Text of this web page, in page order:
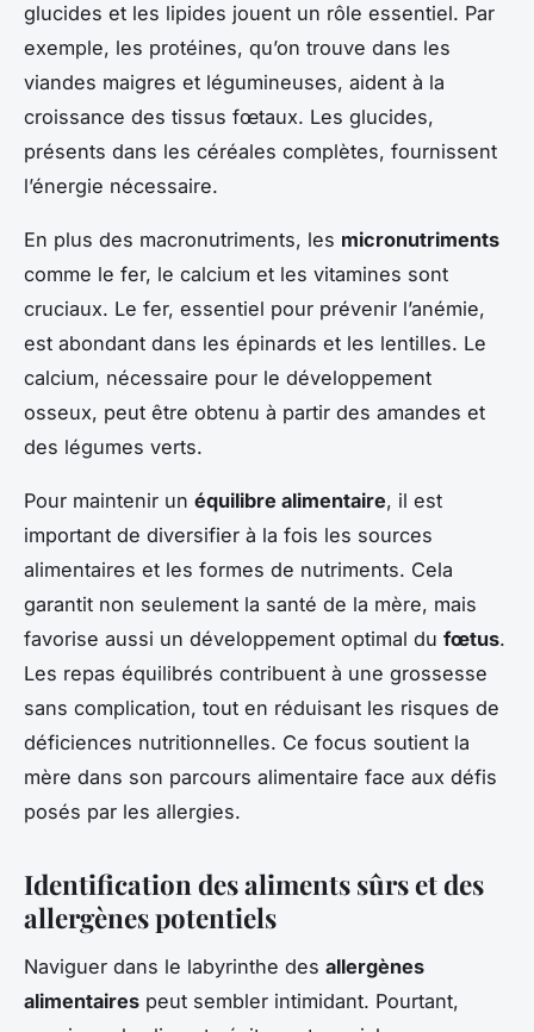
glucides et les lipides jouent un rôle essentiel. Par
exemple, les protéines, qu’on trouve dans les
viandes maigres et légumineuses, aident à la
croissance des tissus fœtaux. Les glucides,
présents dans les céréales complètes, fournissent
l’énergie nécessaire.
En plus des macronutriments, les micronutriments
comme le fer, le calcium et les vitamines sont
cruciaux. Le fer, essentiel pour prévenir l’anémie,
est abondant dans les épinards et les lentilles. Le
calcium, nécessaire pour le développement
osseux, peut être obtenu à partir des amandes et
des légumes verts.
Pour maintenir un équilibre alimentaire, il est
important de diversifier à la fois les sources
alimentaires et les formes de nutriments. Cela
garantit non seulement la santé de la mère, mais
favorise aussi un développement optimal du fœtus.
Les repas équilibrés contribuent à une grossesse
sans complication, tout en réduisant les risques de
déficiences nutritionnelles. Ce focus soutient la
mère dans son parcours alimentaire face aux défis
posés par les allergies.
Identification des aliments sûrs et des
allergènes potentiels
Naviguer dans le labyrinthe des allergènes
alimentaires peut sembler intimidant. Pourtant,